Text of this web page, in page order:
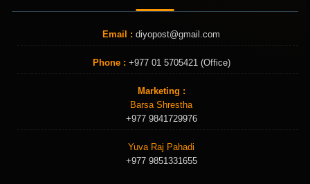
Email : diyopost@gmail.com
Phone : +977 01 5705421 (Office)
Marketing :
Barsa Shrestha
+977 9841729976
Yuva Raj Pahadi
+977 9851331655